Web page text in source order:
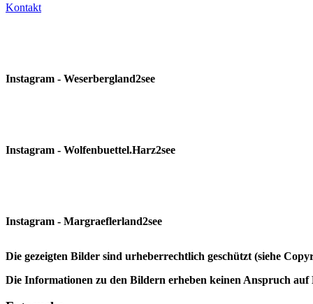
Kontakt
Instagram - Weserbergland2see
Instagram - Wolfenbuettel.Harz2see
Instagram - Margraeflerland2see
Die gezeigten Bilder sind urheberrechtlich geschützt (siehe
Die Informationen zu den Bildern erheben keinen Anspruch